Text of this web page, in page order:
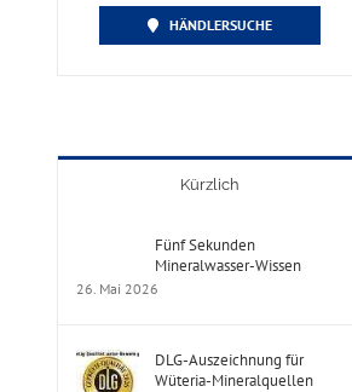
HÄNDLERSUCHE
Kürzlich
Fünf Sekunden
Mineralwasser-Wissen
26. Mai 2026
DLG-Auszeichnung für
Wüteria-Mineralquellen